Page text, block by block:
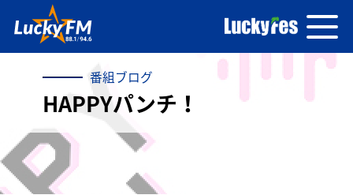
番組ブログ
HAPPYパンチ！